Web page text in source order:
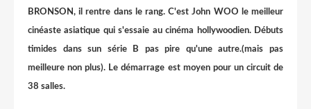
BRONSON, il rentre dans le rang. C'est John WOO le meilleur
cinéaste asiatique qui s'essaie au cinéma hollywoodien. Débuts
timides dans sun série B pas pire qu'une autre.(mais pas
meilleure non plus). Le démarrage est moyen pour un circuit de
38 salles.